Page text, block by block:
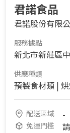
君諾食品
君諾股份有限
服務據點
新北市新莊區
供應種類
預製食材類 |
配送區域 -
免運門檻